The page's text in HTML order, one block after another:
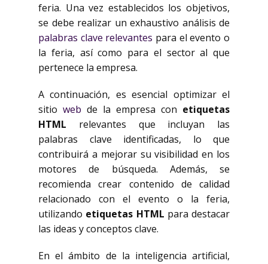
feria. Una vez establecidos los objetivos,
se debe realizar un exhaustivo análisis de
palabras clave relevantes para el evento o
la feria, así como para el sector al que
pertenece la empresa.
A continuación, es esencial optimizar el
sitio web de la empresa con etiquetas
HTML relevantes que incluyan las
palabras clave identificadas, lo que
contribuirá a mejorar su visibilidad en los
motores de búsqueda. Además, se
recomienda crear contenido de calidad
relacionado con el evento o la feria,
utilizando etiquetas HTML para destacar
las ideas y conceptos clave.
En el ámbito de la inteligencia artificial,